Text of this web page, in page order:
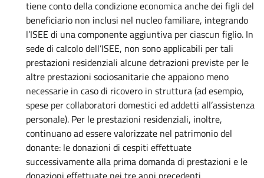
tiene conto della condizione economica anche dei figli del
beneficiario non inclusi nel nucleo familiare, integrando
l’ISEE di una componente aggiuntiva per ciascun figlio. In
sede di calcolo dell’ISEE, non sono applicabili per tali
prestazioni residenziali alcune detrazioni previste per le
altre prestazioni sociosanitarie che appaiono meno
necessarie in caso di ricovero in struttura (ad esempio,
spese per collaboratori domestici ed addetti all’assistenza
personale). Per le prestazioni residenziali, inoltre,
continuano ad essere valorizzate nel patrimonio del
donante: le donazioni di cespiti effettuate
successivamente alla prima domanda di prestazioni e le